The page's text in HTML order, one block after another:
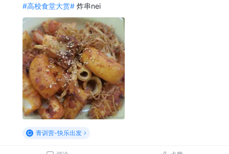
#高校食堂大赏# 炸串nei
青训营-快乐出发